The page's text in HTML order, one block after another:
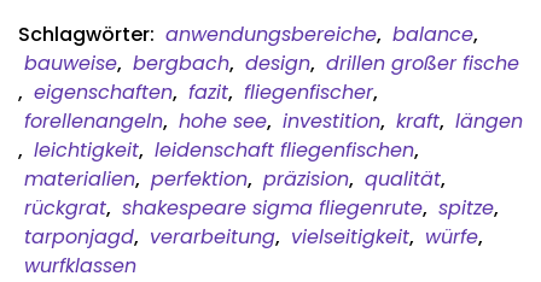
Schlagwörter: anwendungsbereiche, balance,
bauweise, bergbach, design, drillen großer fische
, eigenschaften, fazit, fliegenfischer,
forellenangeln, hohe see, investition, kraft, längen
, leichtigkeit, leidenschaft fliegenfischen,
materialien, perfektion, präzision, qualität,
rückgrat, shakespeare sigma fliegenrute, spitze,
tarponjagd, verarbeitung, vielseitigkeit, würfe,
wurfklassen